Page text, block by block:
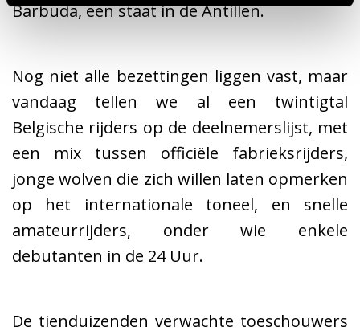
Barbuda, een staat in de Antillen.
Nog niet alle bezettingen liggen vast, maar
vandaag tellen we al een twintigtal
Belgische rijders op de deelnemerslijst, met
een mix tussen officiële fabrieksrijders,
jonge wolven die zich willen laten opmerken
op het internationale toneel, en snelle
amateurrijders, onder wie enkele
debutanten in de 24 Uur.
De tienduizenden verwachte toeschouwers